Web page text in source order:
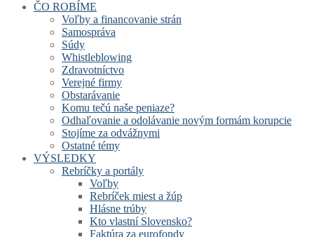
ČO ROBÍME
Voľby a financovanie strán
Samospráva
Súdy
Whistleblowing
Zdravotníctvo
Verejné firmy
Obstarávanie
Komu tečú naše peniaze?
Odhaľovanie a odolávanie novým formám korupcie
Stojíme za odvážnymi
Ostatné témy
VÝSLEDKY
Rebríčky a portály
Voľby
Rebríček miest a žúp
Hlásne trúby
Kto vlastní Slovensko?
Faktúra za eurofondy